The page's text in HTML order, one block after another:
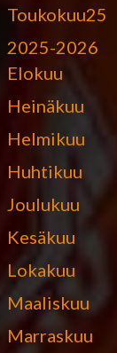
Toukokuu25
2025-2026
Elokuu
Heinäkuu
Helmikuu
Huhtikuu
Joulukuu
Kesäkuu
Lokakuu
Maaliskuu
Marraskuu